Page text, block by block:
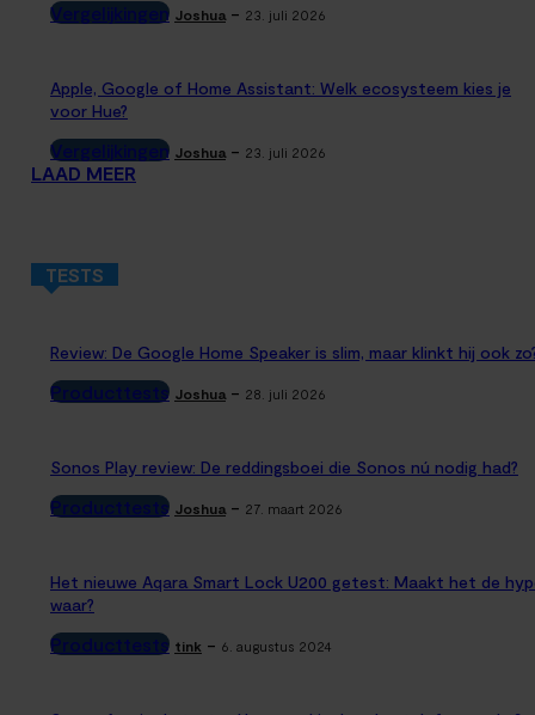
Vergelijkingen Joshua - 23. juli 2026
Apple, Google of Home Assistant: Welk ecosysteem kies je
voor Hue?
Vergelijkingen Joshua - 23. juli 2026
LAAD MEER
TESTS
Review: De Google Home Speaker is slim, maar klinkt hij ook
Producttests Joshua - 28. juli 2026
Sonos Play review: De reddingsboei die Sonos nú nodig had?
Producttests Joshua - 27. maart 2026
Het nieuwe Aqara Smart Lock U200 getest: Maakt het de
waar?
Producttests tink - 6. augustus 2024